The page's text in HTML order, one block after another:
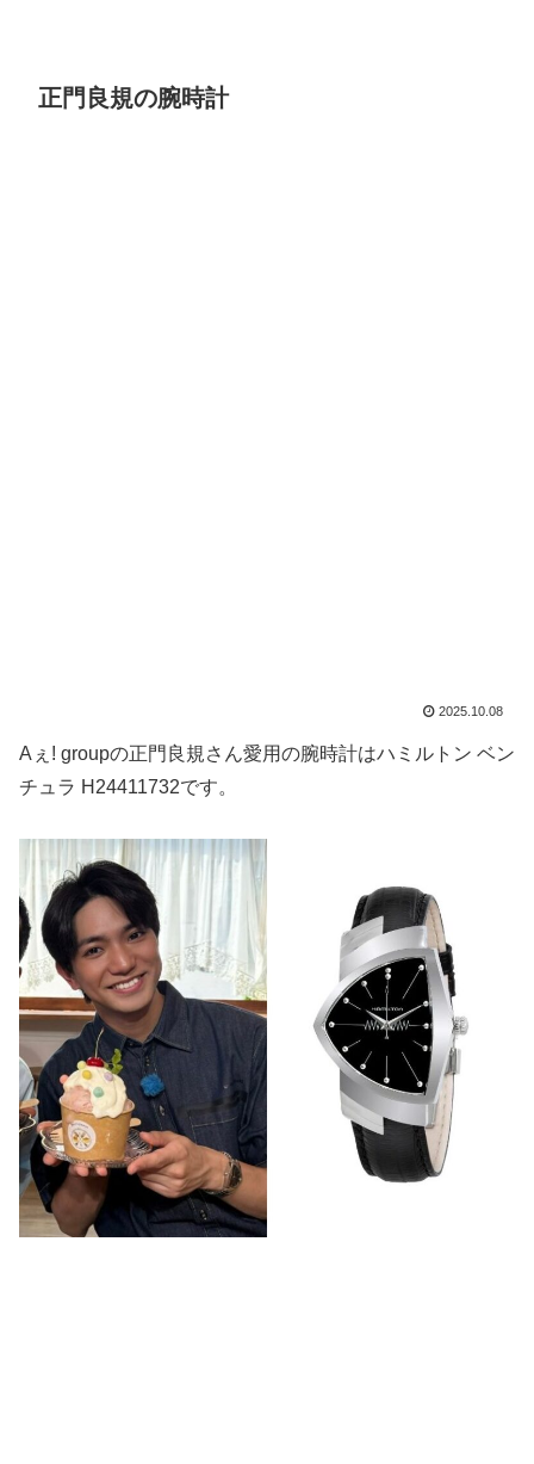
正門良規の腕時計
2025.10.08
Aぇ! groupの正門良規さん愛用の腕時計はハミルトン ベン
チュラ H24411732です。